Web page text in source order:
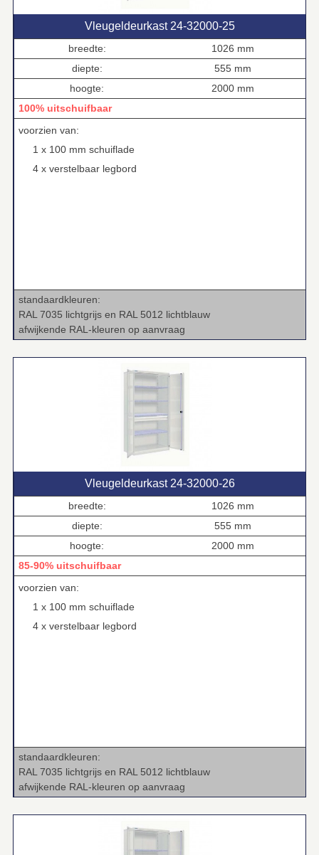
Vleugeldeurkast 24‑32000‑25
breedte:
1026 mm
diepte:
555 mm
hoogte:
2000 mm
100% uitschuifbaar
voorzien van:
1 x 100 mm schuiflade
4 x verstelbaar legbord
standaardkleuren:
RAL 7035 lichtgrijs en RAL 5012 lichtblauw
afwijkende RAL‑kleuren op aanvraag
Vleugeldeurkast 24‑32000‑26
breedte:
1026 mm
diepte:
555 mm
hoogte:
2000 mm
85-90% uitschuifbaar
voorzien van:
1 x 100 mm schuiflade
4 x verstelbaar legbord
standaardkleuren:
RAL 7035 lichtgrijs en RAL 5012 lichtblauw
afwijkende RAL‑kleuren op aanvraag